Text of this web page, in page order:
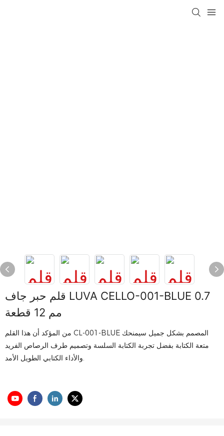
قلم حبر جاف LUVA CELLO-001-BLUE 0.7
مم 12 قطعة
من المؤكد أن هذا القلم CL-001-BLUE المصمم بشكل جميل سيمنحك
متعة الكتابة بفضل تجربة الكتابة السلسة وتصميم طرف الرصاص الفريد
والأداء الكتابي الطويل الأمد.